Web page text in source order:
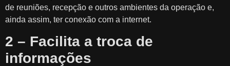
de reuniões, recepção e outros ambientes da operação e,
ainda assim, ter conexão com a internet.
2 – Facilita a troca de
informações